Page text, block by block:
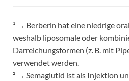
¹ → Berberin hat eine niedrige
weshalb liposomale oder
Darreichungsformen (z. B. mit
verwendet werden.
² → Semaglutid ist als Injektion